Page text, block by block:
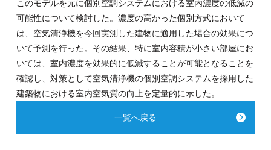
このモデルを元に個別空調システムにおける室内濃度の低減の
可能性について検討した。濃度の高かった個別方式において
は、空気清浄機を今回実測した建物に適用した場合の効果につ
いて予測を行った。その結果、特に室内容積が小さい部屋にお
いては、室内濃度を効果的に低減することが可能となることを
確認し、対策として空気清浄機の個別空調システムを採用した
建築物における室内空気質の向上を定量的に示した。
一覧へ戻る